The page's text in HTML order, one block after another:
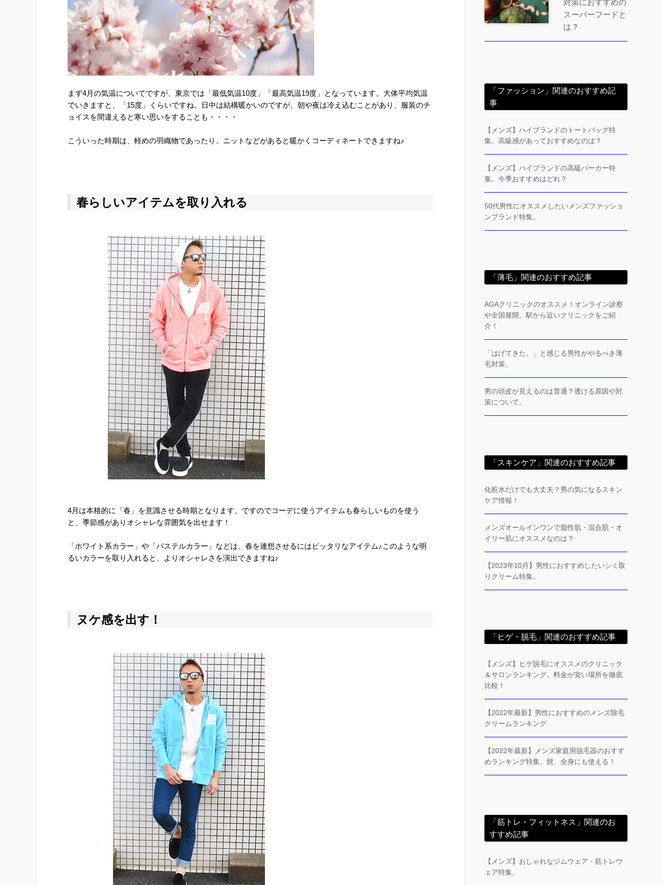
まず4月の気温についてですが、東京では「最低気温10度」「最高気温19度」となっています。大体平均気温
でいきますと、「15度」くらいですね。日中は結構暖かいのですが、朝や夜は冷え込むことがあり、服装のチ
ョイスを間違えると寒い思いをすることも・・・・
こういった時期は、軽めの羽織物であったり、ニットなどがあると暖かくコーディネートできますね♪
春らしいアイテムを取り入れる
4月は本格的に「春」を意識させる時期となります。ですのでコーデに使うアイテムも春らしいものを使う
と、季節感がありオシャレな雰囲気を出せます！
「ホワイト系カラー」や「パステルカラー」などは、春を連想させるにはピッタリなアイテム♪このような明
るいカラーを取り入れると、よりオシャレさを演出できますね♪
ヌケ感を出す！
対策におすすめの
スーパーフードと
は？
「ファッション」関連のおすすめ記
事
【メンズ】ハイブランドのトートバッグ特
集。高級感があっておすすめなのは？
【メンズ】ハイブランドの高級パーカー特
集。今季おすすめはどれ？
50代男性にオススメしたいメンズファッショ
ンブランド特集。
「薄毛」関連のおすすめ記事
AGAクリニックのオススメ！オンライン診察
や全国展開、駅から近いクリニックをご紹
介！
「はげてきた。」と感じる男性がやるべき薄
毛対策。
男の頭皮が見えるのは普通？透ける原因や対
策について。
「スキンケア」関連のおすすめ記事
化粧水だけでも大丈夫？男の気になるスキン
ケア情報！
メンズオールインワンで脂性肌・混合肌・オ
イリー肌にオススメなのは？
【2023年10月】男性におすすめしたいシミ取
りクリーム特集。
「ヒゲ・脱毛」関連のおすすめ記事
【メンズ】ヒゲ脱毛にオススメのクリニック
＆サロンランキング。料金が安い場所を徹底
比較！
【2022年最新】男性におすすめのメンズ除毛
クリームランキング
【2022年最新】メンズ家庭用脱毛器のおすす
めランキング特集。髭、全身にも使える！
「筋トレ・フィットネス」関連のお
すすめ記事
【メンズ】おしゃれなジムウェア・筋トレウ
ェア特集。